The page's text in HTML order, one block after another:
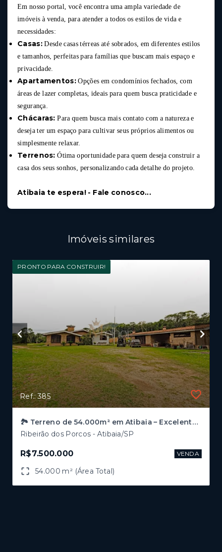
Em nosso portal, você encontra uma ampla variedade de
imóveis à venda, para atender a todos os estilos de vida e
necessidades:
Casas:Desde casas térreas até sobrados, em diferentes estilos
e tamanhos, perfeitas para famílias que buscam mais espaço e
privacidade.
Apartamentos:Opções em condomínios fechados, com
áreas de lazer completas, ideais para quem busca praticidade e
segurança.
Chácaras: Para quem busca mais contato com a natureza e
deseja ter um espaço para cultivar seus próprios alimentos ou
simplesmente relaxar.
Terrenos: Ótima oportunidade para quem deseja construir a
casa dos seus sonhos, personalizando cada detalhe do projeto.
Atibaia te espera! - Fale conosco...
Imóveis similares
PRONTO PARA CONSTRUIR!
Ref.: 385
🏞️ Terreno de 54.000m² em Atibaia – Excelente Oportunidade de Investimento!
Ribeirão dos Porcos - Atibaia/SP
R$7.500.000 VENDA
54.000 m² (Área Total)